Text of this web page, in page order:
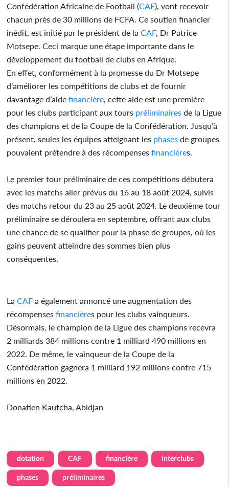
Confédération Africaine de Football (CAF), vont recevoir
chacun près de 30 millions de FCFA. Ce soutien financier
inédit, est initié par le président de laCAF, Dr Patrice
Motsepe. Ceci marque une étape importante dans le
développement du football de clubs en Afrique.
En effet, conformément à la promesse du Dr Motsepe
d’améliorer les compétitions de clubs et de fournir
davantage d’aidefinancière , cette aide est une première
pour les clubs participant aux tours préliminaires de la Ligue
des champions et de la Coupe de la Confédération. Jusqu’à
présent, seules les équipes atteignant les phases de groupes
pouvaient prétendre à des récompensesfinancières.
Le premier tour préliminaire de ces compétitions débutera
avec les matchs aller prévus du 16 au 18 août 2024, suivis
des matchs retour du 23 au 25 août 2024. Le deuxième tour
préliminaire se déroulera en septembre, offrant aux clubs
une chance de se qualifier pour la phase de groupes, où les
gains peuvent atteindre des sommes bien plus
conséquentes.
LaCAF a également annoncé une augmentation des
récompensesfinancières pour les clubs vainqueurs.
Désormais, le champion de la Ligue des champions recevra
2 milliards 384 millions contre 1 milliard 490 millions en
2022. De même, le vainqueur de la Coupe de la
Confédération gagnera 1 milliard 192 millions contre 715
millions en 2022.
Donatien Kautcha, Abidjan
dotation CAF financière interclubs
phases préliminaires